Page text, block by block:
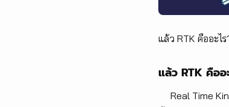
แล้ว RTK คืออะไร
แล้ว RTK คืออ
Real Time